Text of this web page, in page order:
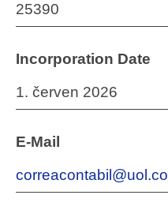
25390
Incorporation Date
1. červen 2026
E-Mail